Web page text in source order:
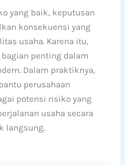
yang baik, keputusan
konsekuensi yang
usaha. Karena itu,
penting dalam
Dalam praktiknya,
perusahaan
potensi risiko yang
usaha secara
langsung.